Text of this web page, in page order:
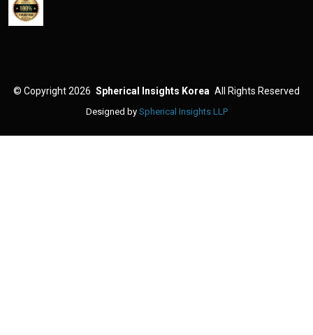
© Copyright 2026 Spherical Insights Korea All Rights Reserved
Designed by Spherical Insights LLP